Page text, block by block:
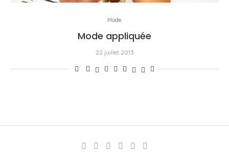
Mode
Mode appliquée
22 juillet 2013